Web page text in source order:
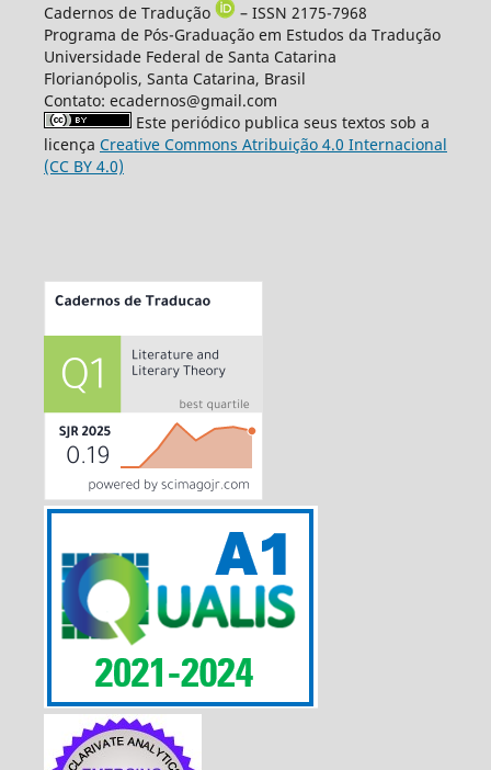
Cadernos de Tradução
– ISSN 2175-7968
Programa de Pós-Graduação em Estudos da Tradução
Universidade Federal de Santa Catarina
Florianópolis, Santa Catarina, Brasil
Contato: ecadernos@gmail.com
Este periódico publica seus textos sob a
licença Creative Commons Atribuição 4.0 Internacional
(CC BY 4.0)